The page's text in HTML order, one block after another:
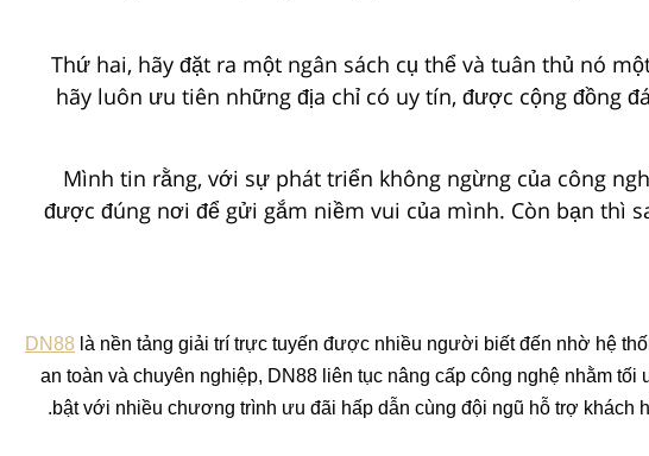
Thứ hai, hãy đặt ra một ngân sách cụ thể và tuân thủ nó
hãy luôn ưu tiên những địa chỉ có uy tín, được cộng đồng
Mình tin rằng, với sự phát triển không ngừng của công
được đúng nơi để gửi gắm niềm vui của mình. Còn bạn thì
DN88 là nền tảng giải trí trực tuyến được nhiều người biết đến nhờ hệ
an toàn và chuyên nghiệp, DN88 liên tục nâng cấp công nghệ nhằm
bật với nhiều chương trình ưu đãi hấp dẫn cùng đội ngũ hỗ trợ khách